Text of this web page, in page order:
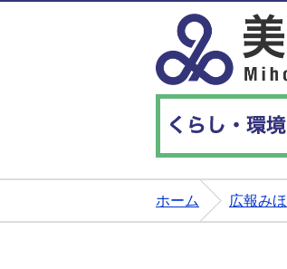
ホーム 広報みほ